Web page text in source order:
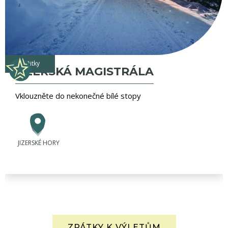
zážitky
JIZERSKÁ MAGISTRÁLA
Vklouzněte do nekonečné bílé stopy
JIZERSKÉ HORY